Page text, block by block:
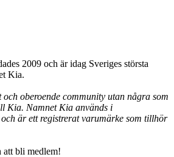
2009 och är idag Sveriges största
Kia.
oberoende community utan några som
Kia. Namnet Kia används i
och är ett registrerat varumärke som tillhör
att bli medlem!